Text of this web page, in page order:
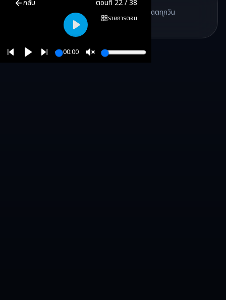
กลับ ตอนที่ 22/38
รายการตอน
00:00
Play
RA15 เป็นเว็บไซต์ดูซีรี่ส์จีนออนไลน์ฟรี ที่รวบรวมหนังจีน ละครจีน มิ
RA15 Drama
RA15 Drama
รวมซีรี่ส์จีน ละครสั้น หนังแนวตั้ง พากย์ไทย อัปเดตทุกวัน
RA15 Drama